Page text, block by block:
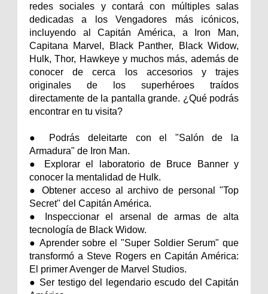
redes sociales y contará con múltiples salas
dedicadas a los Vengadores más icónicos,
incluyendo al Capitán América, a Iron Man,
Capitana Marvel, Black Panther, Black Widow,
Hulk, Thor, Hawkeye y muchos más, además de
conocer de cerca los accesorios y trajes
originales de los superhéroes traídos
directamente de la pantalla grande. ¿Qué podrás
encontrar en tu visita?
● Podrás deleitarte con el "Salón de la
Armadura" de Iron Man.
● Explorar el laboratorio de Bruce Banner y
conocer la mentalidad de Hulk.
● Obtener acceso al archivo de personal "Top
Secret" del Capitán América.
● Inspeccionar el arsenal de armas de alta
tecnología de Black Widow.
● Aprender sobre el "Super Soldier Serum" que
transformó a Steve Rogers en Capitán América:
El primer Avenger de Marvel Studios.
● Ser testigo del legendario escudo del Capitán